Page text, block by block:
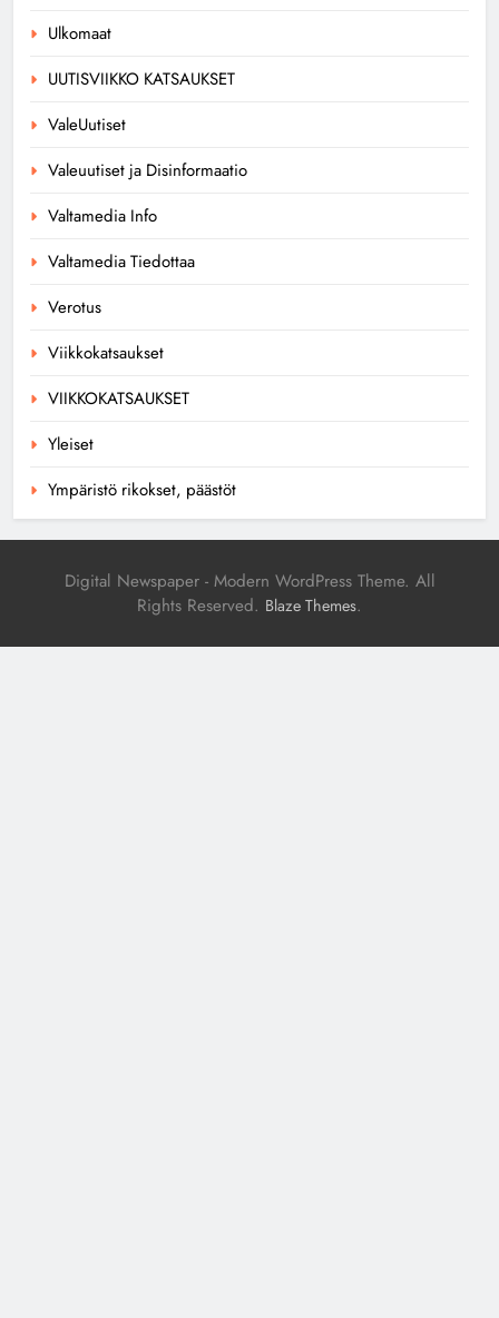
Ulkomaat
UUTISVIIKKO KATSAUKSET
ValeUutiset
Valeuutiset ja Disinformaatio
Valtamedia Info
Valtamedia Tiedottaa
Verotus
Viikkokatsaukset
VIIKKOKATSAUKSET
Yleiset
Ympäristö rikokset, päästöt
Digital Newspaper - Modern WordPress Theme. All
Rights Reserved. Blaze Themes.